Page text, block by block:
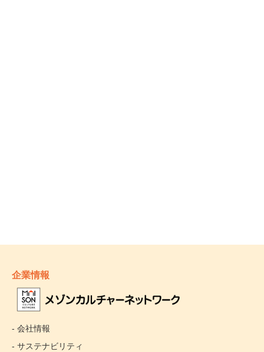
企業情報
- 会社情報
- サステナビリティ